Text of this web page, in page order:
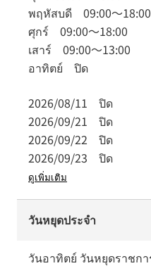
พฤหัสบดี 09:00～18:00
ศุกร์ 09:00～18:00
เสาร์ 09:00～13:00
อาทิตย์ ปิด
2026/08/11 ปิด
2026/09/21 ปิด
2026/09/22 ปิด
2026/09/23 ปิด
ดูเพิ่มเติม
วันหยุดประจำ
วันอาทิตย์ วันหยุดราชก